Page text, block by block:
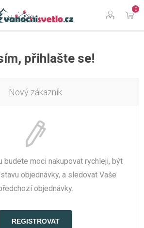
0
přihlašte se!
Nový zákazník
budete moci nakupovat rychleji, být
objednávky, a sledovat Vaše
objednávky.